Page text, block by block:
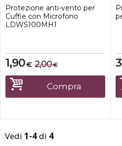
Protezione anti-vento per
Cuffie con Microfono
LDWS100MH1
€
1,90 €
2,00
Compra
Vedi 1-4di 4